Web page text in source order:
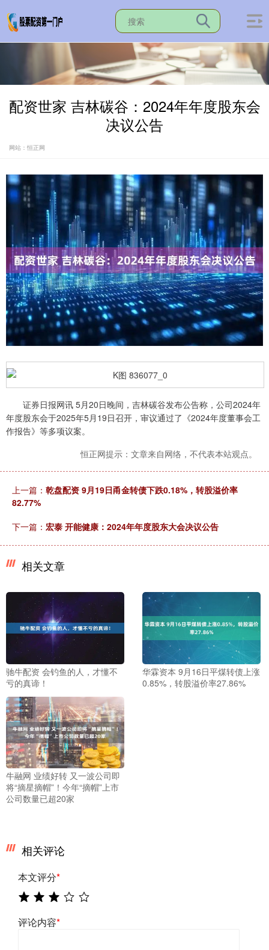
配资世家 吉林碳谷：2024年年度股东会
决议公告
网站：恒正网
证券日报网讯 5月20日晚间，吉林碳谷发布公告称，公司2024年
年度股东会于2025年5月19日召开，审议通过了《2024年度董事会工
作报告》等多项议案。
恒正网提示：文章来自网络，不代表本站观点。
上一篇： 乾盘配资 9月19日甬金转债下跌0.18%，转股溢价率
82.77%
下一篇： 宏泰 开能健康：2024年年度股东大会决议公告
相关文章
驰牛配资 会钓鱼的人，才懂不
亏的真谛！
华霖资本 9月16日平煤转债上涨
0.85%，转股溢价率27.86%
牛融网 业绩好转 又一波公司即
将“摘星摘帽”！今年“摘帽”上市
公司数量已超20家
相关评论
本文评分*
评论内容*